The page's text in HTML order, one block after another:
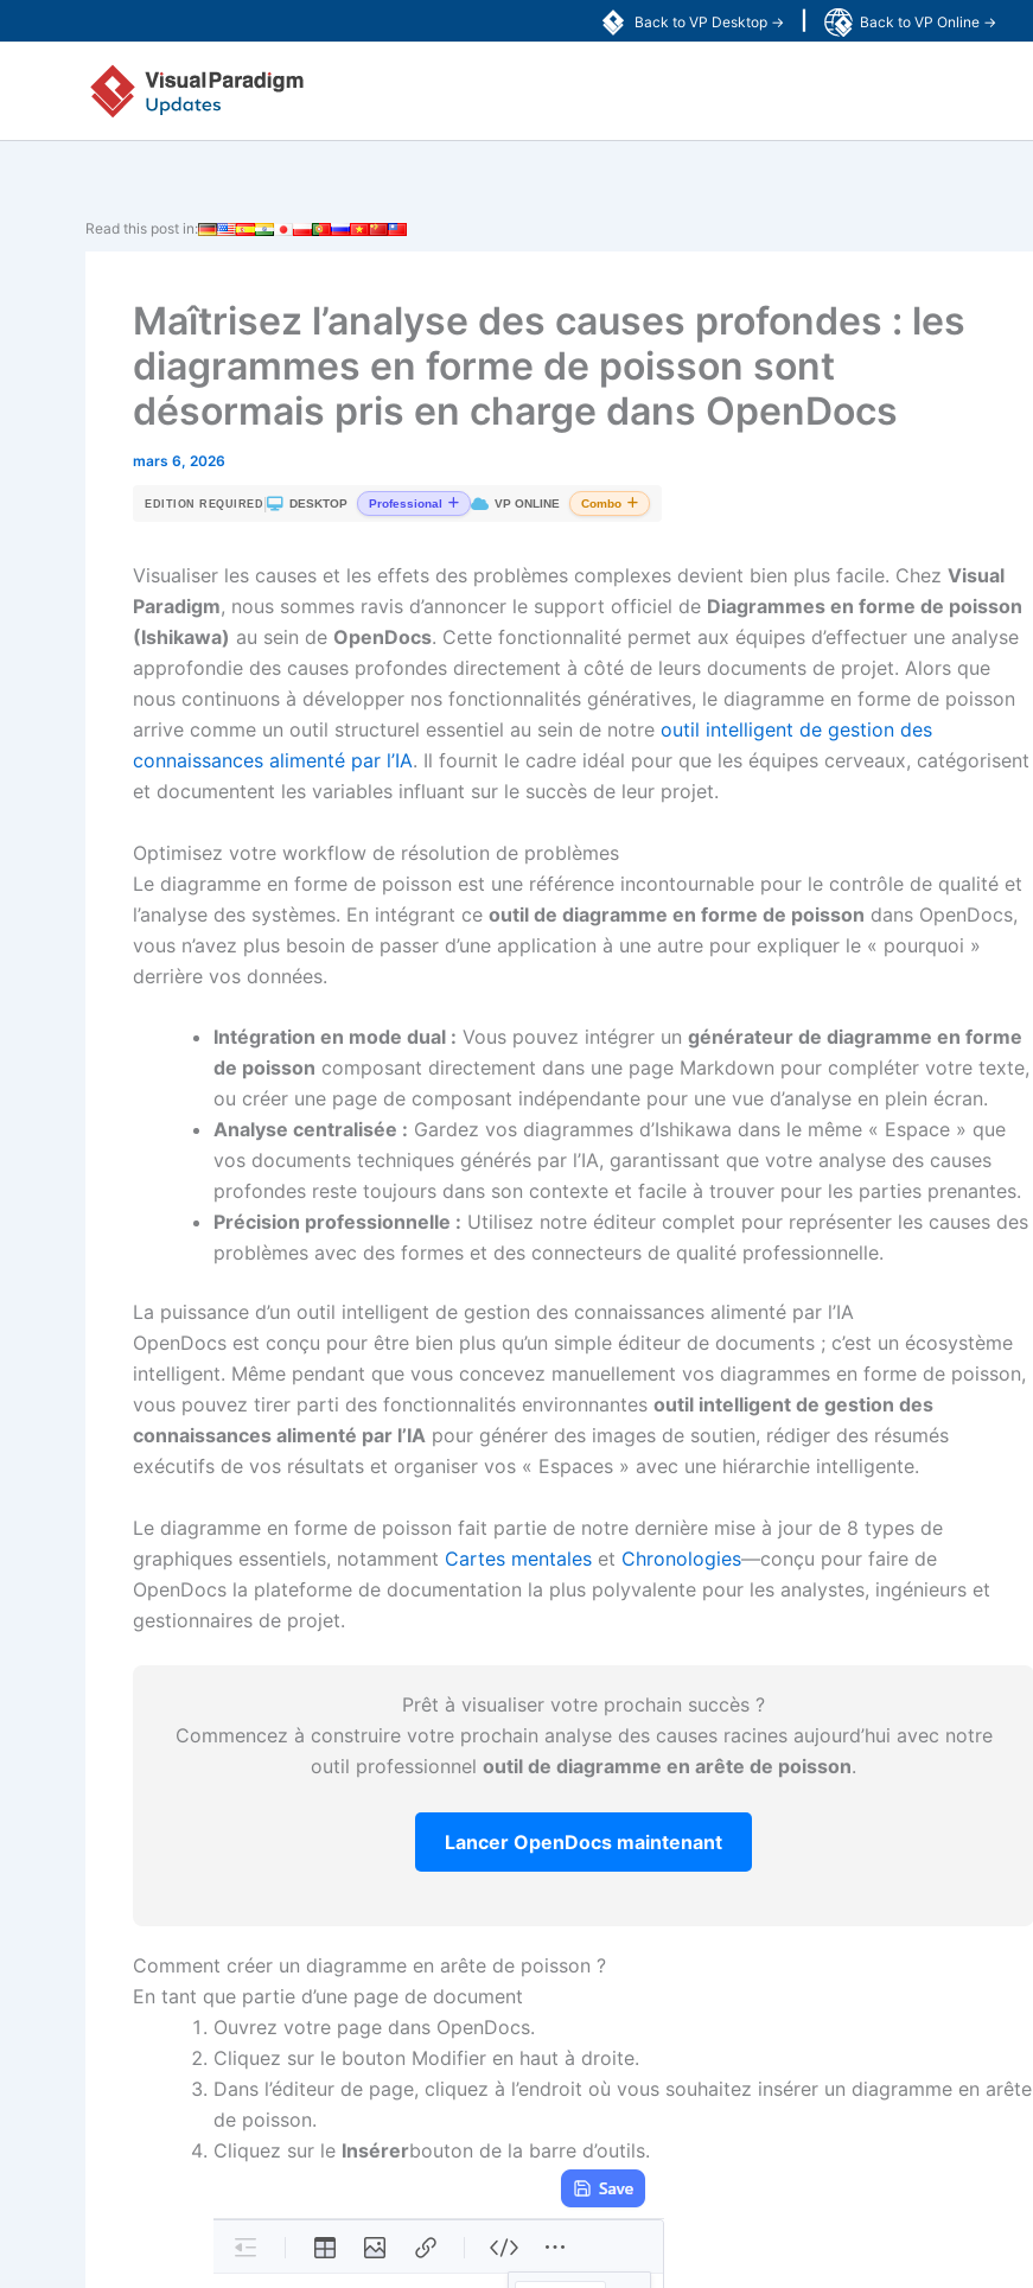
Back to VP Desktop → Back to VP Online →
au
Read this post in:
Maîtrisez l’analyse des causes profondes : les
diagrammes en forme de poisson sont
désormais pris en charge dans OpenDocs
mars 6, 2026
EDITION REQUIRED DESKTOP Professional VP ONLINE Combo
Visualiser les causes et les effets des problèmes complexes devient bien plus facile. Chez Visual
Paradigm, nous sommes ravis d’annoncer le support officiel de Diagrammes en forme de poisson
(Ishikawa) au sein de OpenDocs. Cette fonctionnalité permet aux équipes d’effectuer une analyse
approfondie des causes profondes directement à côté de leurs documents de projet. Alors que
nous continuons à développer nos fonctionnalités génératives, le diagramme en forme de poisson
arrive comme un outil structurel essentiel au sein de notre outil intelligent de gestion des
connaissances alimenté par l’IA. Il fournit le cadre idéal pour que les équipes cerveaux, catégorisent
et documentent les variables influant sur le succès de leur projet.
Optimisez votre workflow de résolution de problèmes
Le diagramme en forme de poisson est une référence incontournable pour le contrôle de qualité et
l’analyse des systèmes. En intégrant ce outil de diagramme en forme de poisson dans OpenDocs,
vous n’avez plus besoin de passer d’une application à une autre pour expliquer le « pourquoi »
derrière vos données.
Intégration en mode dual : Vous pouvez intégrer un générateur de diagramme en forme
de poisson composant directement dans une page Markdown pour compléter votre texte,
ou créer une page de composant indépendante pour une vue d’analyse en plein écran.
Analyse centralisée : Gardez vos diagrammes d’Ishikawa dans le même « Espace » que
vos documents techniques générés par l’IA, garantissant que votre analyse des causes
profondes reste toujours dans son contexte et facile à trouver pour les parties prenantes.
Précision professionnelle : Utilisez notre éditeur complet pour représenter les causes des
problèmes avec des formes et des connecteurs de qualité professionnelle.
La puissance d’un outil intelligent de gestion des connaissances alimenté par l’IA
OpenDocs est conçu pour être bien plus qu’un simple éditeur de documents ; c’est un écosystème
intelligent. Même pendant que vous concevez manuellement vos diagrammes en forme de poisson,
vous pouvez tirer parti des fonctionnalités environnantes outil intelligent de gestion des
connaissances alimenté par l’IA pour générer des images de soutien, rédiger des résumés
exécutifs de vos résultats et organiser vos « Espaces » avec une hiérarchie intelligente.
Le diagramme en forme de poisson fait partie de notre dernière mise à jour de 8 types de
graphiques essentiels, notamment Cartes mentales et Chronologies—conçu pour faire de
OpenDocs la plateforme de documentation la plus polyvalente pour les analystes, ingénieurs et
gestionnaires de projet.
Prêt à visualiser votre prochain succès ?
Commencez à construire votre prochain analyse des causes racines aujourd’hui avec notre
outil professionnel outil de diagramme en arête de poisson.
Lancer OpenDocs maintenant
Comment créer un diagramme en arête de poisson ?
En tant que partie d’une page de document
Ouvrez votre page dans OpenDocs.
Cliquez sur le bouton Modifier en haut à droite.
Dans l’éditeur de page, cliquez à l’endroit où vous souhaitez insérer un diagramme en arête
de poisson.
Cliquez sur le Insérerbouton de la barre d’outils.